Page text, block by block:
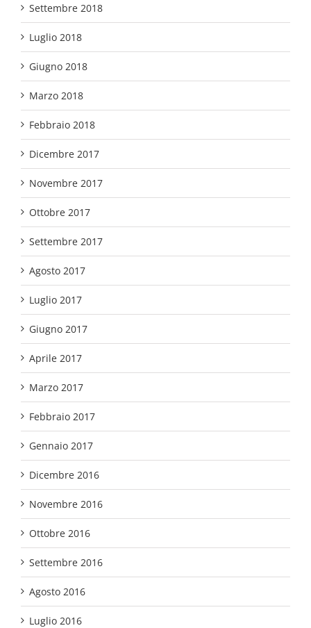
Settembre 2018
Luglio 2018
Giugno 2018
Marzo 2018
Febbraio 2018
Dicembre 2017
Novembre 2017
Ottobre 2017
Settembre 2017
Agosto 2017
Luglio 2017
Giugno 2017
Aprile 2017
Marzo 2017
Febbraio 2017
Gennaio 2017
Dicembre 2016
Novembre 2016
Ottobre 2016
Settembre 2016
Agosto 2016
Luglio 2016